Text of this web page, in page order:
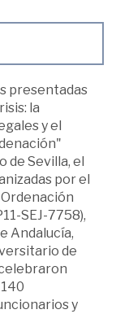
presentadas
la
y el
de Sevilla, el
por el
SEJ-7758),
Andalucía,
de
y